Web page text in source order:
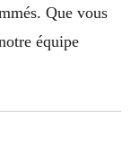
Que vous
équipe